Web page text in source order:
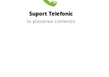
Suport Telefonic
la plasarea comenzii